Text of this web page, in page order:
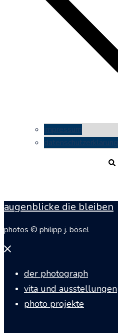
impressum
datenschutzerklärung
augenblicke die bleiben
photos © philipp j. bösel
Menü
der photograph
vita und ausstellungen
photo projekte